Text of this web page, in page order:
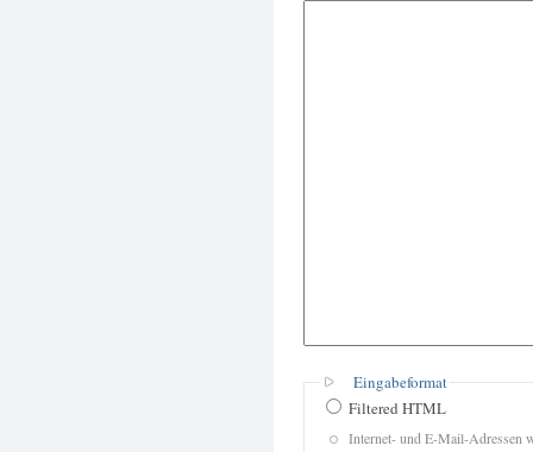
Eingabeformat
Filtered HTML
Internet- und E-Mail-Adressen